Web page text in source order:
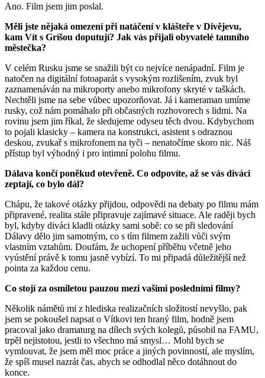
Ano. Film jsem jim poslal.
Měli jste nějaká omezení při natáčení v klášteře v Divějevu,
kam Vít s Gríšou doputují? Jak vás přijali obyvatelé tamního
městečka?
V celém Rusku jsme se snažili být co nejvíce nenápadní. Film je
natočen na digitální fotoaparát s vysokým rozlišením, zvuk byl
zaznamenáván na mikroporty anebo mikrofony skryté v taškách.
Nechtěli jsme na sebe vůbec upozorňovat. Já i kameraman umíme
rusky, což nám pomáhalo při občasných rozhovorech s lidmi. Na
rovinu jsem jim říkal, že sledujeme odyseu těch dvou. Kdybychom
to pojali klasicky – kamera na konstrukci, asistent s odraznou
deskou, zvukař s mikrofonem na tyči – nenatočíme skoro nic. Náš
přístup byl výhodný i pro intimní polohu filmu.
Dálava končí poněkud otevřeně. Co odpovíte, až se vás diváci
zeptají, co bylo dál?
Chápu, že takové otázky přijdou, odpovědi na debaty po filmu mám
připravené, realita stále připravuje zajímavé situace. Ale raději bych
byl, kdyby diváci kladli otázky sami sobě: co se při sledování
Dálavy dělo jim samotným, co s tím filmem zažili vůči svým
vlastním vztahům. Doufám, že uchopení příběhu včetně jeho
vyústění právě k tomu jasně vybízí. To mi připadá důležitější než
pointa za každou cenu.
Co stojí za osmiletou pauzou mezi vašimi posledními filmy?
Několik námětů mi z hlediska realizačních složitostí nevyšlo, pak
jsem se pokoušel napsat o Vítkovi ten hraný film, hodně jsem
pracoval jako dramaturg na dílech svých kolegů, působil na FAMU,
trpěl nejistotou, jestli to všechno má smysl… Mohl bych se
vymlouvat, že jsem měl moc práce a jiných povinností, ale myslím,
že spíš musel nazrát čas, abych se odhodlal něco dotáhnout do
konce.